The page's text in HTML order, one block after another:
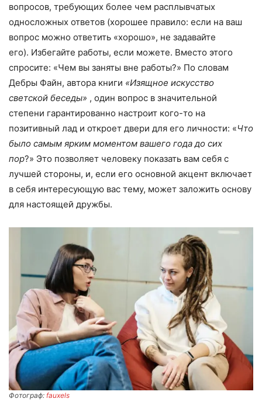
вопросов, требующих более чем расплывчатых
односложных ответов (хорошее правило: если на ваш
вопрос можно ответить «хорошо», не задавайте
его). Избегайте работы, если можете. Вместо этого
спросите: «Чем вы заняты вне работы?» По словам
Дебры Файн, автора книги «Изящное искусство
светской беседы» , один вопрос в значительной
степени гарантированно настроит кого-то на
позитивный лад и откроет двери для его личности: «Что
было самым ярким моментом вашего года до сих
пор?» Это позволяет человеку показать вам себя с
лучшей стороны, и, если его основной акцент включает
в себя интересующую вас тему, может заложить основу
для настоящей дружбы.
Фотограф: fauxels